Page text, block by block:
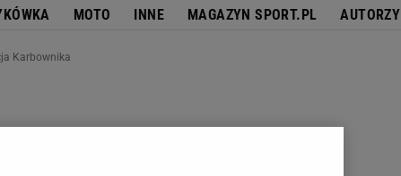
MOTO INNE MAGAZYN SPORT.PL AUTORZY
Karbownika